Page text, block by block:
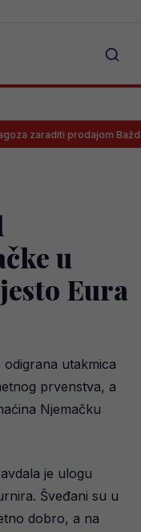
prodajom Baždara
u
Eura
utakmica
prvenstva, a
Njemačku
je ulogu
Šveđani su u
dobro, a na